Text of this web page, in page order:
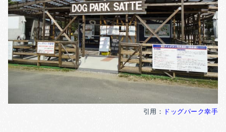
引用： ドッグパーク幸手